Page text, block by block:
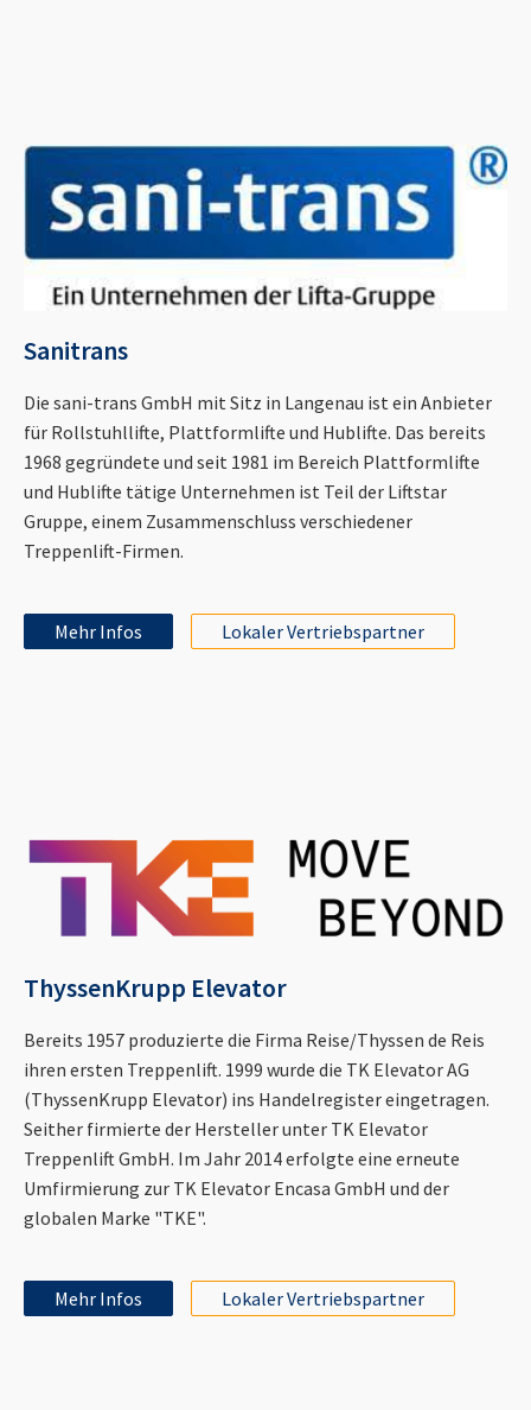
Sanitrans
Die sani-trans GmbH mit Sitz in Langenau ist ein Anbieter
für Rollstuhllifte, Plattformlifte und Hublifte. Das bereits
1968 gegründete und seit 1981 im Bereich Plattformlifte
und Hublifte tätige Unternehmen ist Teil der Liftstar
Gruppe, einem Zusammenschluss verschiedener
Treppenlift-Firmen.
Mehr Infos Lokaler Vertriebspartner
ThyssenKrupp Elevator
Bereits 1957 produzierte die Firma Reise/Thyssen de Reis
ihren ersten Treppenlift. 1999 wurde die TK Elevator AG
(ThyssenKrupp Elevator) ins Handelregister eingetragen.
Seither firmierte der Hersteller unter TK Elevator
Treppenlift GmbH. Im Jahr 2014 erfolgte eine erneute
Umfirmierung zur TK Elevator Encasa GmbH und der
globalen Marke "TKE".
Mehr Infos Lokaler Vertriebspartner